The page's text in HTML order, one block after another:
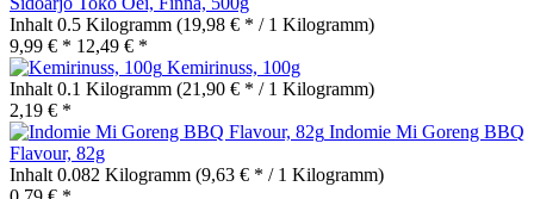
Inhalt 0.5 Kilogramm (19,98 € * / 1 Kilogramm)
9,99 € * 12,49 € *
Kemirinuss, 100g
Inhalt 0.1 Kilogramm (21,90 € * / 1 Kilogramm)
2,19 € *
Indomie Mi Goreng BBQ
Flavour, 82g
Inhalt 0.082 Kilogramm (9,63 € * / 1 Kilogramm)